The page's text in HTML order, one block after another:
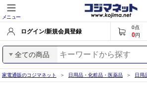
メニュー
ログイン/新規会員登録
0点
0円
全ての商品
家電通販のコジマネット 日用品・化粧品・医薬品 日用